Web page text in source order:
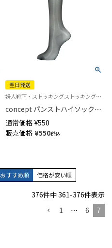
翌日発送
婦人靴下・ストッキングストッキング生地のソックスゆったりめのクイーンサイズです。
concept パンストハイソックス
ゆったりクイーンサイズ レディ
ース 01326504
通常価格 ¥550
販売価格 ¥550税込
おすすめ順 価格が安い順
376件中361-376件表示
1
… 6 7